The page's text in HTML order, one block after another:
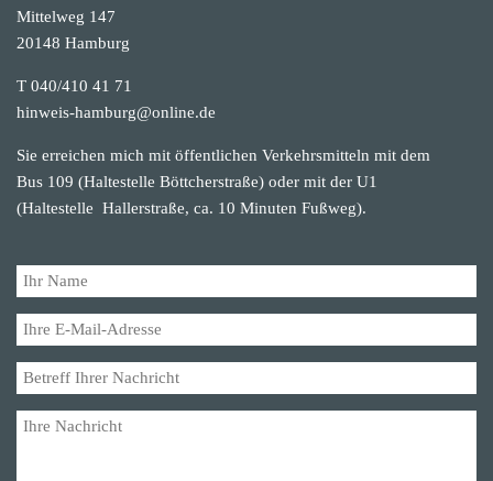
Mittelweg 147
20148 Hamburg
T 040/410 41 71
hinweis-hamburg@online.de
Sie erreichen mich mit öffentlichen Verkehrsmitteln mit dem
Bus 109 (Haltestelle Böttcherstraße) oder mit der U1
(Haltestelle Hallerstraße, ca. 10 Minuten Fußweg).